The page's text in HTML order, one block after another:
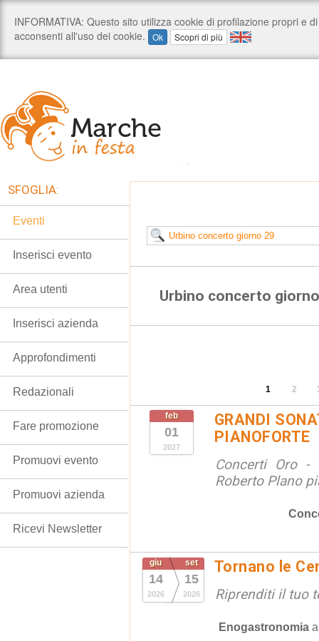
Urbino concerto
1 2
feb
01
2027
GRANDI
PIANOFORTE
Concerti Oro -
Roberto Plano
giu
14
2026
set
15
2026
Tornano le
Riprenditi il tuo
Enogastronomia
SFOGLIA:
Eventi
Inserisci evento
Area utenti
Inserisci azienda
Approfondimenti
Redazionali
Fare promozione
Promuovi evento
Promuovi azienda
Ricevi Newsletter